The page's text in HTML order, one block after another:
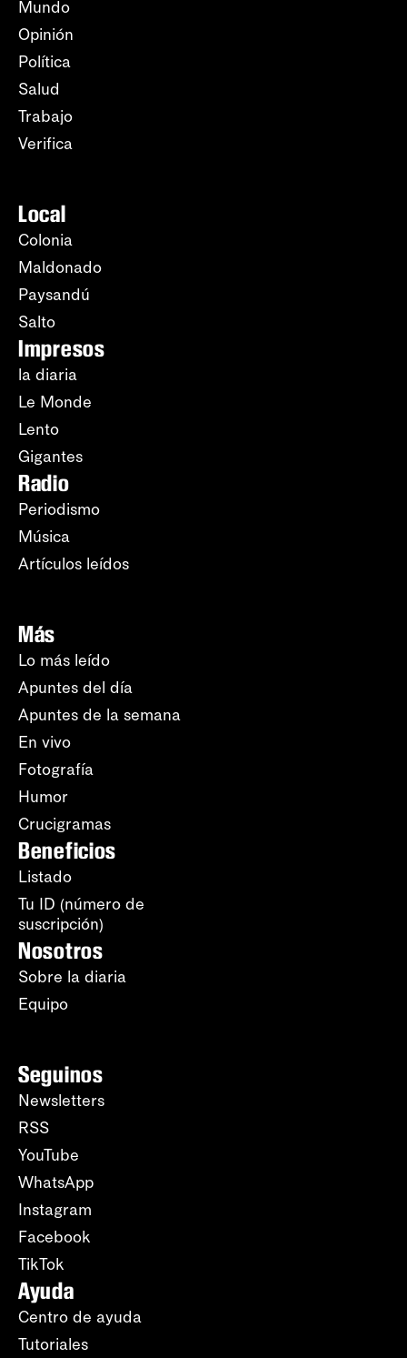
Mundo
Opinión
Política
Salud
Trabajo
Verifica
Local
Colonia
Maldonado
Paysandú
Salto
Impresos
la diaria
Le Monde
Lento
Gigantes
Radio
Periodismo
Música
Artículos leídos
Más
Lo más leído
Apuntes del día
Apuntes de la semana
En vivo
Fotografía
Humor
Crucigramas
Beneficios
Listado
Tu ID (número de
suscripción)
Nosotros
Sobre la diaria
Equipo
Seguinos
Newsletters
RSS
YouTube
WhatsApp
Instagram
Facebook
TikTok
Ayuda
Centro de ayuda
Tutoriales